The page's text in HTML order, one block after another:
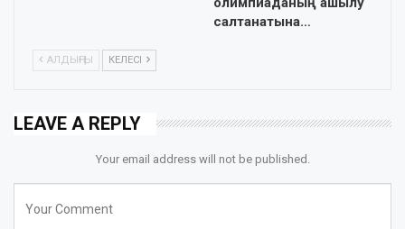
салтанатына…
АЛДЫҢҒЫ КЕЛЕСІ
LEAVE A REPLY
Your email address will not be published.